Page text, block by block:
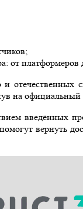
от
на официальный
вернуть